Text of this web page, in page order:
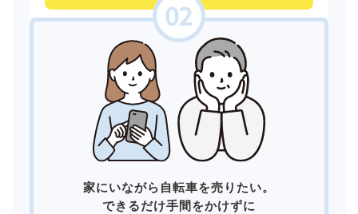
家にいながら自転車を売りたい。
できるだけ手間をかけずに